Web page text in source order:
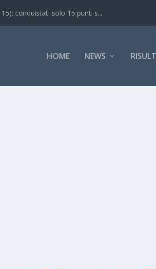
news sulla 1^ giornata...
HOME NEWS